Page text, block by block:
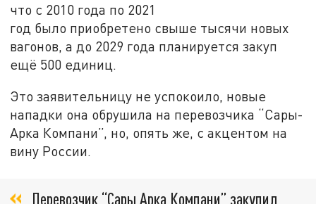
что с 2010 года по 2021
год было приобретено свыше тысячи новых
вагонов, а до 2029 года планируется закуп
ещё 500 единиц.
Это заявительницу не успокоило, новые
нападки она обрушила на перевозчика “Сары-
Арка Компани”, но, опять же, с акцентом на
вину России.
Перевозчик “Сары Арка Компани” закупил